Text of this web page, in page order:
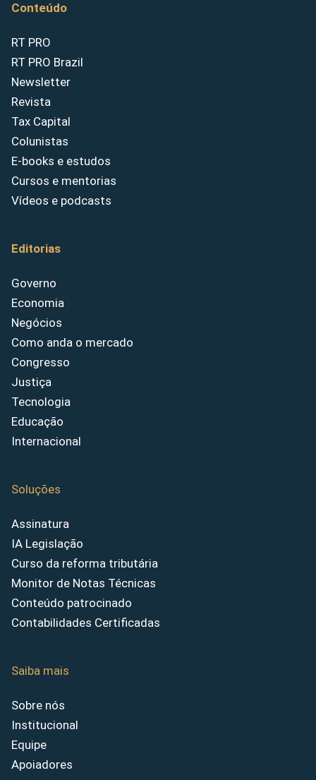
Conteúdo
RT PRO
RT PRO Brazil
Newsletter
Revista
Tax Capital
Colunistas
E-books e estudos
Cursos e mentorias
Vídeos e podcasts
Editorias
Governo
Economia
Negócios
Como anda o mercado
Congresso
Justiça
Tecnologia
Educação
Internacional
Soluções
Assinatura
IA Legislação
Curso da reforma tributária
Monitor de Notas Técnicas
Conteúdo patrocinado
Contabilidades Certificadas
Saiba mais
Sobre nós
Institucional
Equipe
Apoiadores